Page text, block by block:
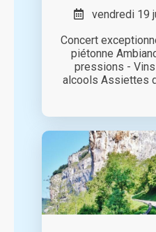
vendredi 19
Concert
piétonne
pressions -
alcools Assiettes